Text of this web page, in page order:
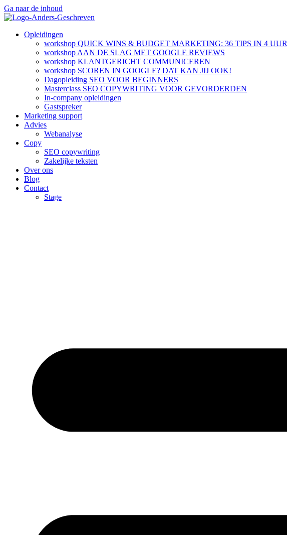
Ga naar de inhoud
Opleidingen
workshop QUICK WINS & BUDGET MARKETING: 36 TIPS IN 4 UUR
workshop AAN DE SLAG MET GOOGLE REVIEWS
workshop KLANTGERICHT COMMUNICEREN
workshop SCOREN IN GOOGLE? DAT KAN JIJ OOK!
Dagopleiding SEO VOOR BEGINNERS
Masterclass SEO COPYWRITING VOOR GEVORDERDEN
In-company opleidingen
Gastspreker
Marketing support
Advies
Webanalyse
Copy
SEO copywriting
Zakelijke teksten
Over ons
Blog
Contact
Stage